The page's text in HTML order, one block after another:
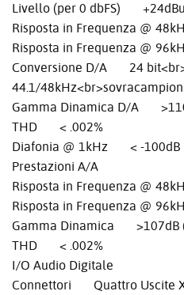
Livello (per 0 dbFS) +24dBu
Risposta in Frequenza @
Risposta in Frequenza @
Conversione D/A 24
44.1/
Gamma Dinamica D/A
THD < .002%
Diafonia @ 1kHz < -100dB
Prestazioni A/A
Risposta in Frequenza @
Risposta in Frequenza @
Gamma Dinamica >107dB
THD < .002%
I/O Audio Digitale
Connettori Quattro Uscite